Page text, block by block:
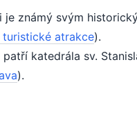
je známý svým
turistické atrakce).
katedrála sv.
).